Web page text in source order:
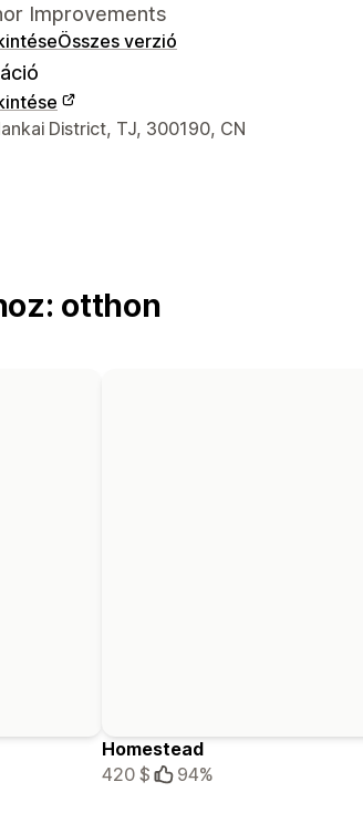
Improvements
Összes verzió
adatai
District, TJ, 300190, CN
otthon
Homestead
420 $
94%